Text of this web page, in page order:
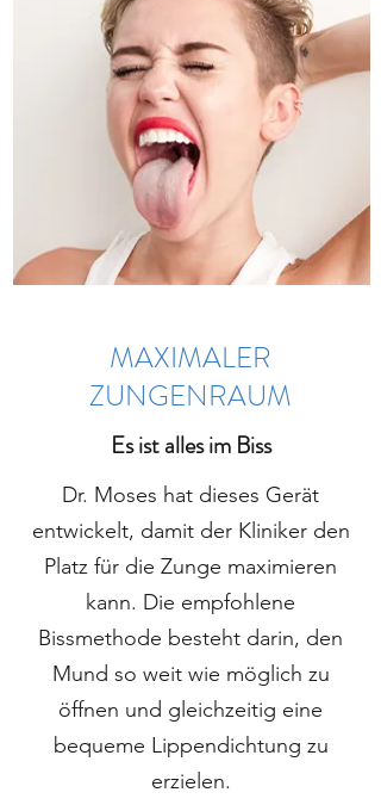
MAXIMALER
ZUNGENRAUM
Es ist alles im Biss
Dr. Moses hat dieses Gerät
entwickelt, damit der Kliniker den
Platz für die Zunge maximieren
kann. Die empfohlene
Bissmethode besteht darin, den
Mund so weit wie möglich zu
öffnen und gleichzeitig eine
bequeme Lippendichtung zu
erzielen.